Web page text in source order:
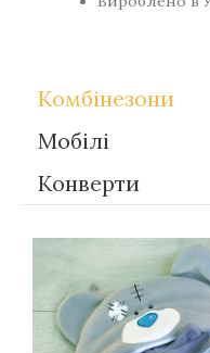
Комбінезони
Мобілі
Конверти